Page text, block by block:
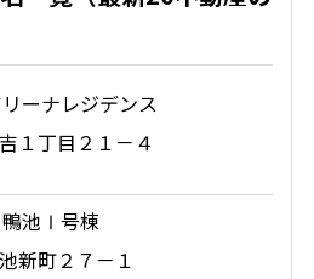
ーナレジデンス
１丁目２１－４
鴨池Ⅰ号棟
新町２７－１